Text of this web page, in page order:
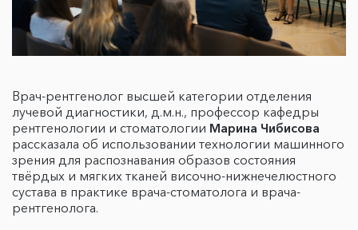
Врач-рентгенолог высшей категории отделения
лучевой диагностики, д.м.н., профессор кафедры
рентгенологии и стоматологии Марина Чибисова
рассказала об использовании технологии машинного
зрения для распознавания образов состояния
твёрдых и мягких тканей височно-нижнечелюстного
сустава в практике врача-стоматолога и врача-
рентгенолога.